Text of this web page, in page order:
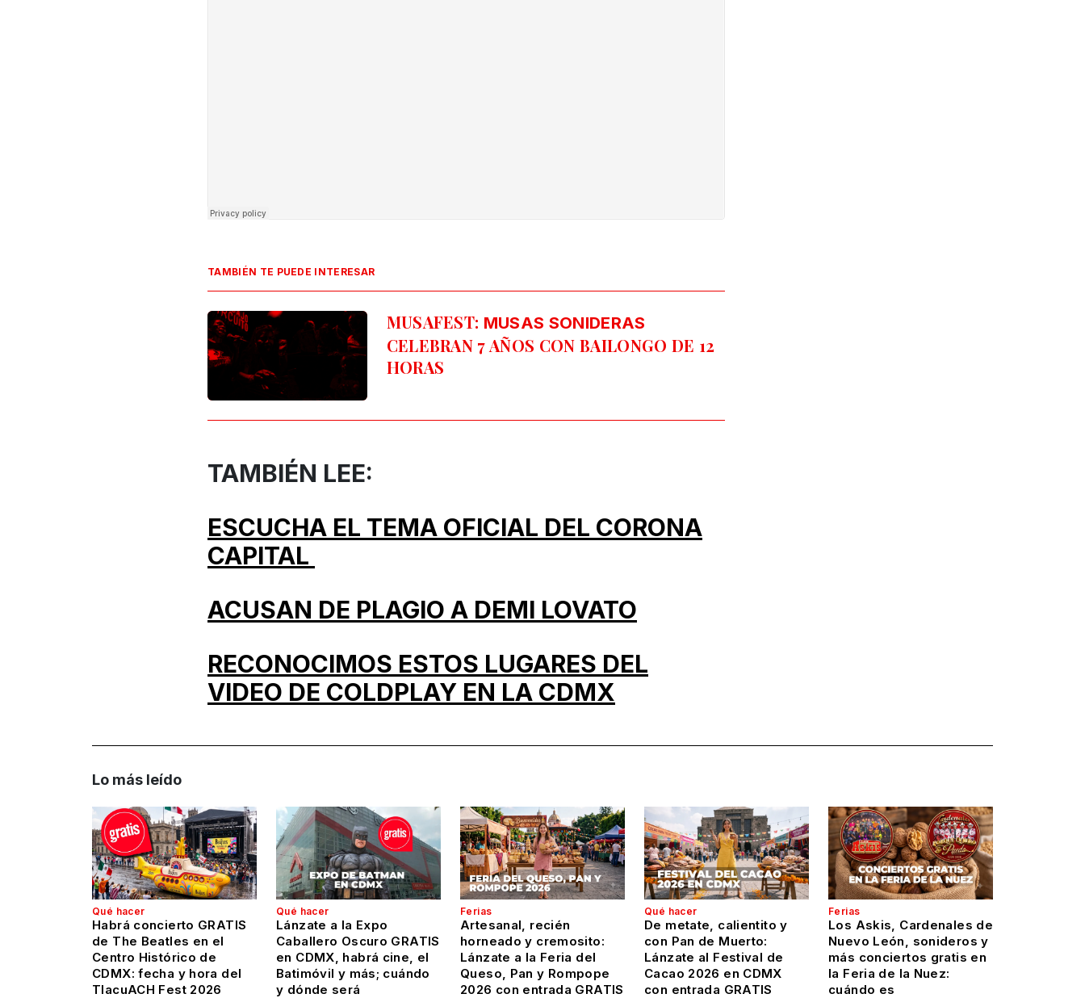
TAMBIÉN TE PUEDE INTERESAR
MUSAFEST: MUSAS SONIDERAS
CELEBRAN 7 AÑOS CON BAILONGO DE 12
HORAS
TAMBIÉN LEE:
ESCUCHA EL TEMA OFICIAL DEL CORONA
CAPITAL
ACUSAN DE PLAGIO A DEMI LOVATO
RECONOCIMOS ESTOS LUGARES DEL
VIDEO DE COLDPLAY EN LA CDMX
Lo más leído
Qué hacer
Habrá concierto GRATIS
de The Beatles en el
Centro Histórico de
CDMX: fecha y hora del
TlacuACH Fest 2026
Qué hacer
Lánzate a la Expo
Caballero Oscuro GRATIS
en CDMX, habrá cine, el
Batimóvil y más; cuándo
y dónde será
Ferias
Artesanal, recién
horneado y cremosito:
Lánzate a la Feria del
Queso, Pan y Rompope
2026 con entrada GRATIS
Qué hacer
De metate, calientito y
con Pan de Muerto:
Lánzate al Festival de
Cacao 2026 en CDMX
con entrada GRATIS
Ferias
Los Askis, Cardenales de
Nuevo León, sonideros y
más conciertos gratis en
la Feria de la Nuez:
cuándo es